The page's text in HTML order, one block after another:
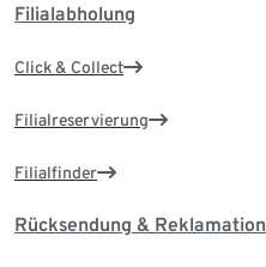
Filialabholung
Click & Collect
Filialreservierung
Filialfinder
Rücksendung & Reklamation